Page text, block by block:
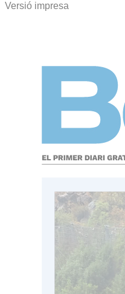
Versió impresa